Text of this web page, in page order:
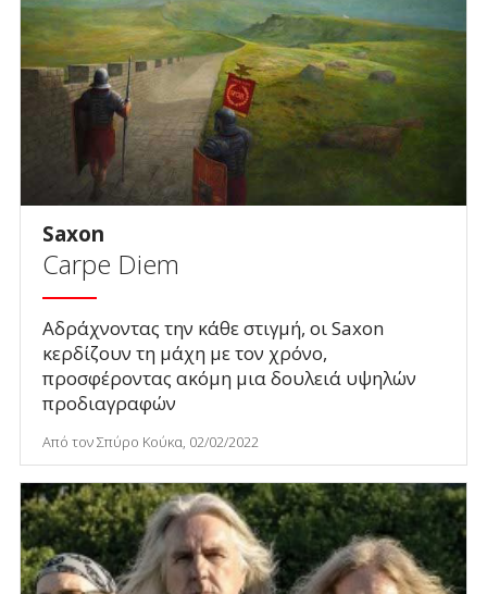
Saxon
Carpe Diem
Αδράχνοντας την κάθε στιγμή, οι Saxon
κερδίζουν τη μάχη με τον χρόνο,
προσφέροντας ακόμη μια δουλειά υψηλών
προδιαγραφών
Από τον Σπύρο Κούκα, 02/02/2022